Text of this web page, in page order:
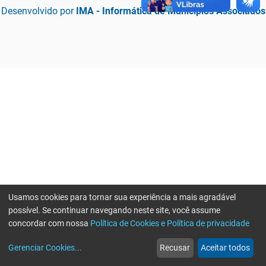
Desenvolvido por IMA - Informática de Municípios Associados
web
Notícias
more_horiz
Mais
Usamos cookies para tornar sua experiência a mais agradável
possível. Se continuar navegando neste site, você assume
concordar com nossa Política de Cookies e Política de privacidade
Gerenciar Cookies... Recusar Aceitar todos
Erro ao enviar informações, por favor tente novamente